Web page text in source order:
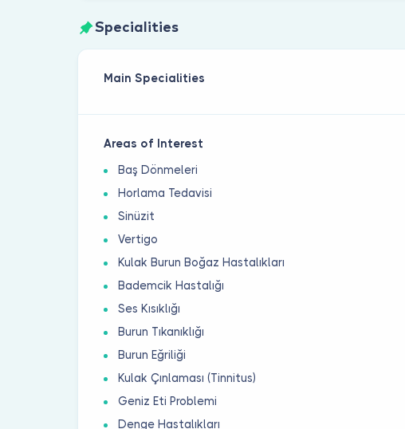
Specialities
Main Specialities
Areas of Interest
Baş Dönmeleri
Horlama Tedavisi
Sinüzit
Vertigo
Kulak Burun Boğaz Hastalıkları
Bademcik Hastalığı
Ses Kısıklığı
Burun Tıkanıklığı
Burun Eğriliği
Kulak Çınlaması (Tinnitus)
Geniz Eti Problemi
Denge Hastalıkları